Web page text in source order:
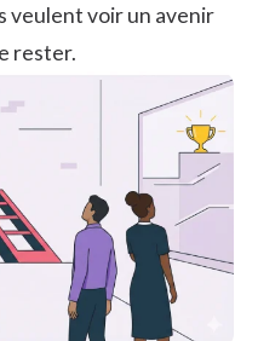
veulent voir un avenir
rester.